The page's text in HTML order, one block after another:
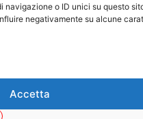
navigazione o ID unici su questo
negativamente su alcune
Accetta